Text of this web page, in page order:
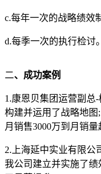
c.每年一次的战略绩效
d.每季一次的执行检讨。
二、成功案例
1.康恩贝集团运营副总
构建并运用了战略地
月销售3000万到月销
2.上海延中实业有限公
我公司建立并实施了绩